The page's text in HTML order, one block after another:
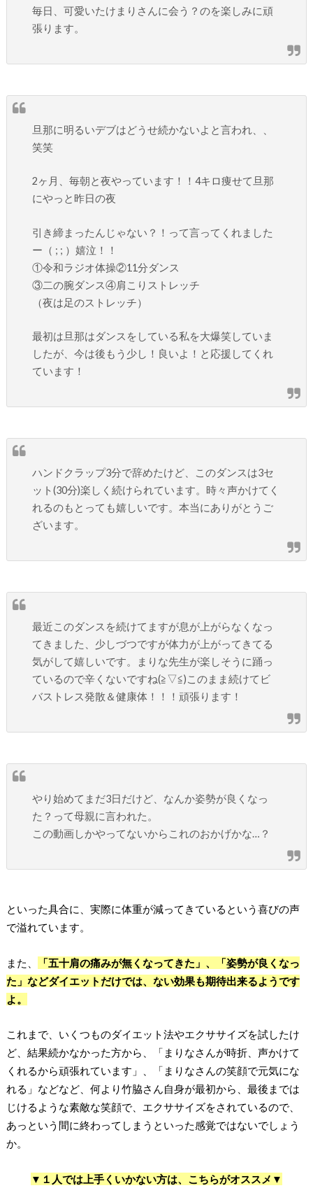
毎日、可愛いたけまりさんに会う？のを楽しみに頑
張ります。
旦那に明るいデブはどうせ続かないよと言われ、、
笑笑
2ヶ月、毎朝と夜やっています！！4キロ痩せて旦那
にやっと昨日の夜
引き締まったんじゃない？！って言ってくれました
ー（ ; ; ）嬉泣！！
①令和ラジオ体操②11分ダンス
③二の腕ダンス④肩こりストレッチ
（夜は足のストレッチ）
最初は旦那はダンスをしている私を大爆笑していま
したが、今は後もう少し！良いよ！と応援してくれ
ています！
ハンドクラップ3分で辞めたけど、このダンスは3セ
ット(30分)楽しく続けられています。時々声かけてく
れるのもとっても嬉しいです。本当にありがとうご
ざいます。
最近このダンスを続けてますが息が上がらなくなっ
てきました、少しづつですが体力が上がってきてる
気がして嬉しいです。まりな先生が楽しそうに踊っ
ているので辛くないですね(≧▽≦)このまま続けてビ
バストレス発散＆健康体！！！頑張ります！
やり始めてまだ3日だけど、なんか姿勢が良くなっ
た？って母親に言われた。
この動画しかやってないからこれのおかげかな…？
といった具合に、実際に体重が減ってきているという喜びの声
で溢れています。
また、
「五十肩の痛みが無くなってきた」、「姿勢が良くなっ
た」などダイエットだけでは、ない効果も期待出来るようです
よ。
これまで、いくつものダイエット法やエクササイズを試したけ
ど、結果続かなかった方から、「まりなさんが時折、声かけて
くれるから頑張れています」、「まりなさんの笑顔で元気にな
れる」などなど、何より竹脇さん自身が最初から、最後までは
じけるような素敵な笑顔で、エクササイズをされているので、
あっという間に終わってしまうといった感覚ではないでしょう
か。
▼１人では上手くいかない方は、こちらがオススメ▼